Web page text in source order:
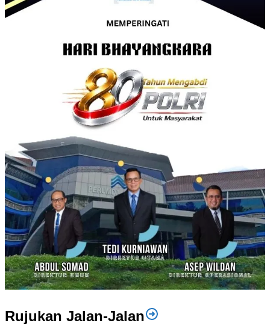
Rujukan Jalan-Jalan